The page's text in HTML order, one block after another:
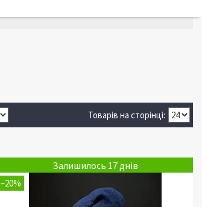
Залишилось 17 днів
–20%